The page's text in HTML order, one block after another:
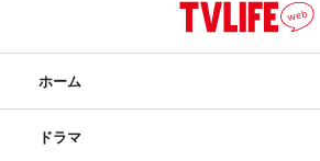
ホーム
ドラマ